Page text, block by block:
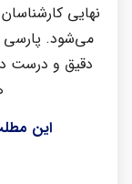
نهایی
می‌شود. پارسی
دقیق و درست
این